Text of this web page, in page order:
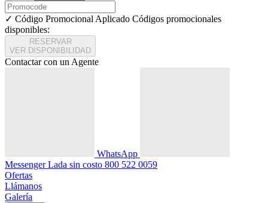
✓ Código Promocional Aplicado Códigos promocionales
disponibles:
RESERVAR
VER DISPONIBILIDAD
Contactar con un Agente
WhatsApp
MessengerLada sin costo 800 522 0059
Ofertas
Llámanos
Galería